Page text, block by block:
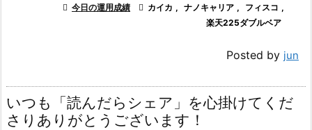
 今日の運用成績  カイカ , ナノキャリア , フィスコ ,
楽天225ダブルベア
Posted by jun
いつも「読んだらシェア」を心掛けてくだ
さりありがとうございます！